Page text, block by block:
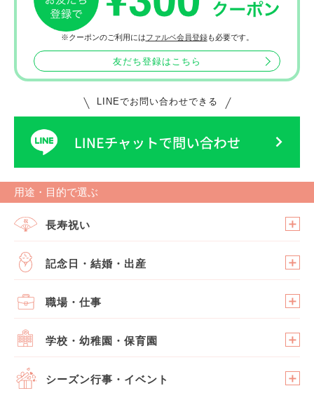
※クーポンのご利用にはファルベ会員登録も必要です。
友だち登録はこちら
LINEでお問い合わせできる
用途・目的で選ぶ
長寿祝い
記念日・結婚・出産
職場・仕事
学校・幼稚園・保育園
シーズン行事・イベント